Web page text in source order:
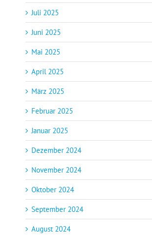
Juli 2025
Juni 2025
Mai 2025
April 2025
März 2025
Februar 2025
Januar 2025
Dezember 2024
November 2024
Oktober 2024
September 2024
August 2024